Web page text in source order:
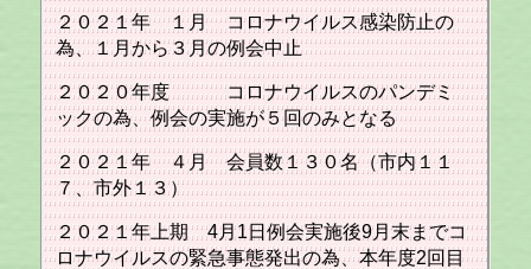
２０２１年 １月 コロナウイルス感染防止の
為、１月から３月の例会中止
２０２０年度 コロナウイルスのパンデミ
ックの為、例会の実施が５回のみとなる
２０２１年 ４月 会員数１３０名（市内１１
７、市外１３）
２０２１年上期 4月1日例会実施後9月末までコ
ロナウイルスの緊急事態発出の為、本年度2回目